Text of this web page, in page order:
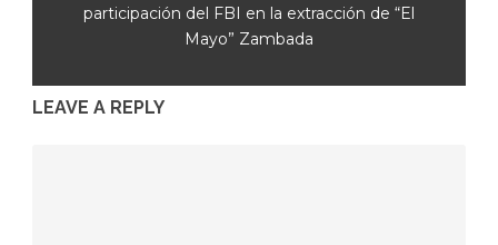
participación del FBI en la extracción de “El
Mayo” Zambada
LEAVE A REPLY